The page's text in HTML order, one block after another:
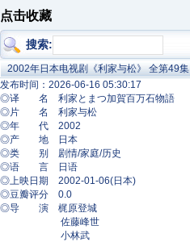
点击收藏
搜索:
2002年日本电视剧《利家与松》 全第49集
发布时间：2026-06-16 05:30:17
◎译 名 利家とまつ加賀百万石物語
◎片 名 利家与松
◎年 代 2002
◎产 地 日本
◎类 别 剧情/家庭/历史
◎语 言 日语
◎上映日期 2002-01-06(日本)
◎豆瓣评分 0.0
◎导 演 梶原登城
佐藤峰世
小林武